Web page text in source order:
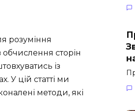
розуміння
сторін
із
У цій статті ми
методи, які